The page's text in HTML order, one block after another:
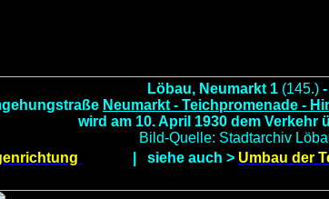
Löbau, Neumarkt 1 (145.) -
Neumarkt - Teichpromenade -
wird am 10. April 1930 dem Verkehr
Bild-Quelle: Stadtarchiv
| siehe auch > Umbau der